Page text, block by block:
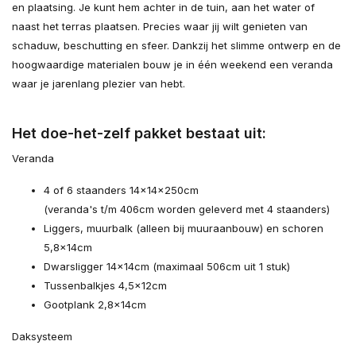
en plaatsing. Je kunt hem achter in de tuin, aan het water of
naast het terras plaatsen. Precies waar jij wilt genieten van
schaduw, beschutting en sfeer. Dankzij het slimme ontwerp en de
hoogwaardige materialen bouw je in één weekend een veranda
waar je jarenlang plezier van hebt.
Het doe-het-zelf pakket bestaat uit:
Veranda
4 of 6 staanders 14×14×250cm
(veranda's t/m 406cm worden geleverd met 4 staanders)
Liggers, muurbalk (alleen bij muuraanbouw) en schoren
5,8×14cm
Dwarsligger 14×14cm (maximaal 506cm uit 1 stuk)
Tussenbalkjes 4,5×12cm
Gootplank 2,8×14cm
Daksysteem